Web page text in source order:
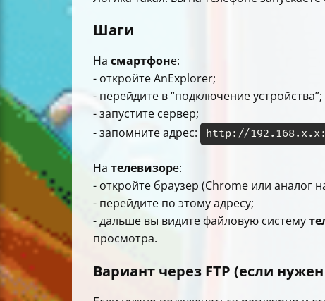
Шаги
На смартфоне:
- откройте AnExplorer;
- перейдите в “подключение устройства”;
- запустите сервер;
- запомните адрес:
http://
На телевизоре:
- откройте браузер (Chrome или аналог
- перейдите по этому адресу;
- дальше вы видите файловую систему
просмотра.
Вариант через FTP (если